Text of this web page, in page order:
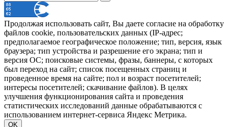
Продолжая использовать сайт, Вы даете согласие на обработку
файлов cookie, пользовательских данных (IP-адрес;
предполагаемое географическое положение; тип, версия, язык
браузера; тип устройства и разрешение его экрана; тип и
версия ОС; поисковые системы, фразы, баннеры, с которых
был переход на сайт; список посещенных страниц и
проведенное время на сайте; пол и возраст посетителей;
интересы посетителей; скачивание файлов). В целях
улучшения функционирования сайта и проведения
статистических исследований данные обрабатываются с
использованием интернет-сервиса Яндекс Метрика.
OK